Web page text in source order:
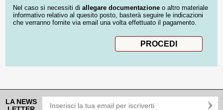
Nel caso si necessiti di allegare documentazione o altro materiale
informativo relativo al quesito posto, basterà seguire le indicazioni
che verranno fornite via email una volta effettuato il pagamento.
LA NEWS